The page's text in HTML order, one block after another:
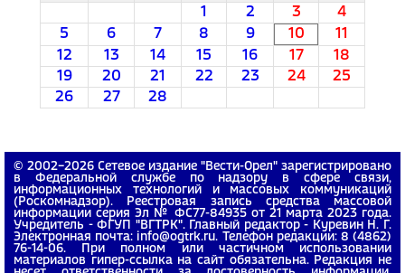
1
2 3
4
5
6 7 8 9 10
11
12
13 14 15 16 17
18
19
20 21 22 23 24
25
26
27 28
© 2002−2026 Сетевое издание "Вести-Орел" зарегистрировано
в Федеральной службе по надзору в сфере связи,
информационных технологий и массовых коммуникаций
(Роскомнадзор). Реестровая запись средства массовой
информации серия Эл № ФС77-84935 от 21 марта 2023 года.
Учредитель - ФГУП "ВГТРК". Главный редактор - Куревин Н. Г.
Электронная почта: info@ogtrk.ru. Телефон редакции: 8 (4862)
76-14-06. При полном или частичном использовании
материалов гипер-ссылка на сайт обязательна. Редакция не